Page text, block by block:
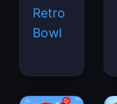
Retro
Bowl